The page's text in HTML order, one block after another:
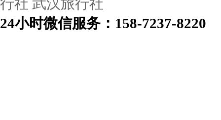
行社 武汉旅行社
24小时微信服务：158-7237-8220